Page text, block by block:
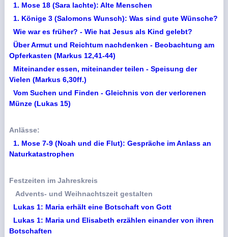
1. Mose 18 (Sara lachte): Alte Menschen
1. Könige 3 (Salomons Wunsch): Was sind gute Wünsche?
Wie war es früher? - Wie hat Jesus als Kind gelebt?
Über Armut und Reichtum nachdenken - Beobachtung am
Opferkasten (Markus 12,41-44)
Miteinander essen, miteinander teilen - Speisung der
Vielen (Markus 6,30ff.)
Vom Suchen und Finden - Gleichnis von der verlorenen
Münze (Lukas 15)
Anlässe:
1. Mose 7-9 (Noah und die Flut): Gespräche im Anlass an
Naturkatastrophen
Festzeiten im Jahreskreis
Advents- und Weihnachtszeit gestalten
Lukas 1: Maria erhält eine Botschaft von Gott
Lukas 1: Maria und Elisabeth erzählen einander von ihren
Botschaften